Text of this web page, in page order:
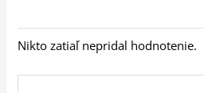
Nikto zatiaľ nepridal hodnotenie.